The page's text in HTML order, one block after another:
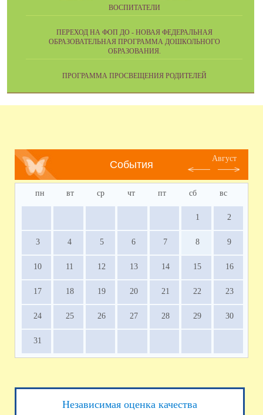
ВОСПИТАТЕЛИ
ПЕРЕХОД НА ФОП ДО - НОВАЯ ФЕДЕРАЛЬНАЯ
ОБРАЗОВАТЕЛЬНАЯ ПРОГРАММА ДОШКОЛЬНОГО
ОБРАЗОВАНИЯ.
ПРОГРАММА ПРОСВЕЩЕНИЯ РОДИТЕЛЕЙ
События
Август
пн вт ср чт пт сб вс
1 2
3 4 5 6 7 8 9
10 11 12 13 14 15 16
17 18 19 20 21 22 23
24 25 26 27 28 29 30
31
Независимая оценка качества